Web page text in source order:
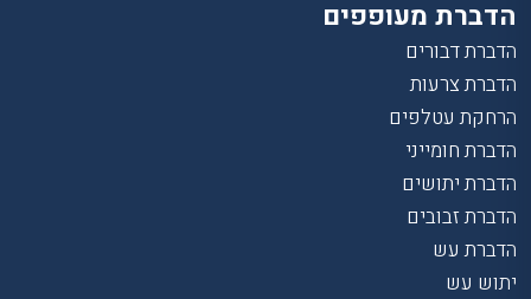
הדברת מעופפים
הדברת דבורים
הדברת צרעות
הרחקת עטלפים
הדברת חומייני
הדברת יתושים
הדברת זבובים
הדברת עש
יתוש עש